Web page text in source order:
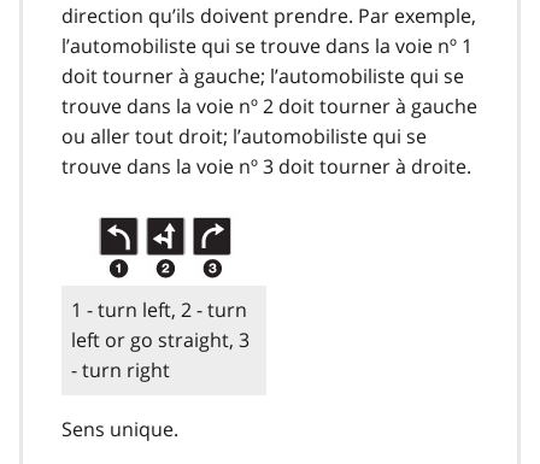
direction qu’ils doivent prendre. Par exemple,
l’automobiliste qui se trouve dans la voie nº 1
doit tourner à gauche; l’automobiliste qui se
trouve dans la voie nº 2 doit tourner à gauche
ou aller tout droit; l’automobiliste qui se
trouve dans la voie nº 3 doit tourner à droite.
1 - turn left, 2 - turn
left or go straight, 3
- turn right
Sens unique.